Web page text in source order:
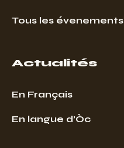
Tous les évenements
Actualités
En Français
En langue d’Òc